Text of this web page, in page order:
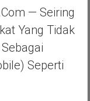
DPC
MOJOKERTO
HALAL
BIHAL
DAN
— Seiring
Yang Tidak
Seperti